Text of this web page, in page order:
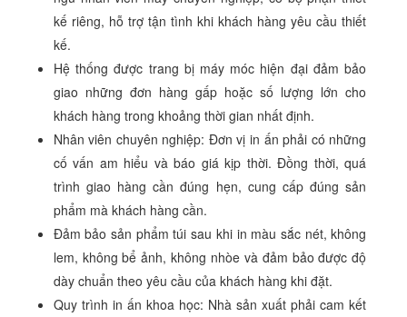
kế riêng, hỗ trợ tận tình khi khách hàng yêu cầu thiết
kế.
Hệ thống được trang bị máy móc hiện đại đảm bảo
giao những đơn hàng gấp hoặc số lượng lớn cho
khách hàng trong khoảng thời gian nhất định.
Nhân viên chuyên nghiệp: Đơn vị in ấn phải có những
cố vấn am hiểu và báo giá kịp thời. Đồng thời, quá
trình giao hàng cần đúng hẹn, cung cấp đúng sản
phẩm mà khách hàng cần.
Đảm bảo sản phẩm túi sau khi in màu sắc nét, không
lem, không bể ảnh, không nhòe và đảm bảo được độ
dày chuẩn theo yêu cầu của khách hàng khi đặt.
Quy trình in ấn khoa học: Nhà sản xuất phải cam kết